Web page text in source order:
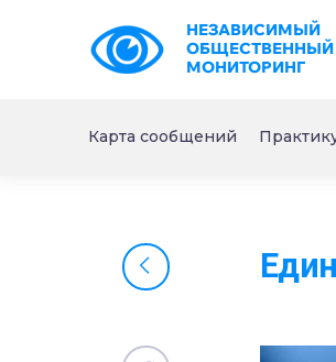
НЕЗАВИСИМЫЙ
ОБЩЕСТВЕННЫЙ
МОНИТОРИНГ
Карта сообщений